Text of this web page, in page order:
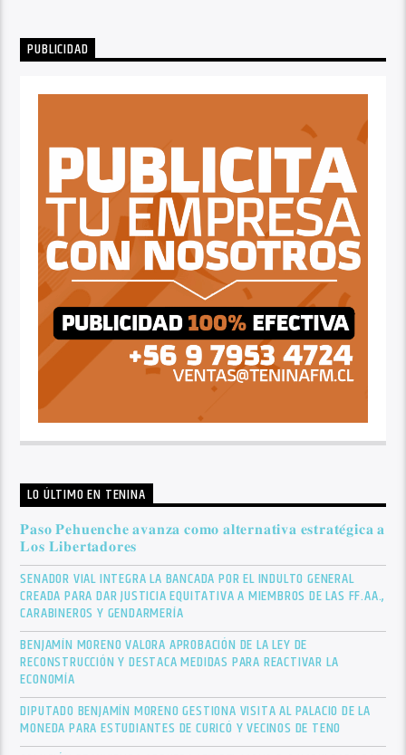
PUBLICIDAD
LO ÚLTIMO EN TENINA
𝐏𝐚𝐬𝐨 𝐏𝐞𝐡𝐮𝐞𝐧𝐜𝐡𝐞 𝐚𝐯𝐚𝐧𝐳𝐚 𝐜𝐨𝐦𝐨 𝐚𝐥𝐭𝐞𝐫𝐧𝐚𝐭𝐢𝐯𝐚 𝐞𝐬𝐭𝐫𝐚𝐭𝐞́𝐠𝐢𝐜𝐚 𝐚
𝐋𝐨𝐬 𝐋𝐢𝐛𝐞𝐫𝐭𝐚𝐝𝐨𝐫𝐞𝐬
SENADOR VIAL INTEGRA LA BANCADA POR EL INDULTO GENERAL
CREADA PARA DAR JUSTICIA EQUITATIVA A MIEMBROS DE LAS FF.AA.,
CARABINEROS Y GENDARMERÍA
BENJAMÍN MORENO VALORA APROBACIÓN DE LA LEY DE
RECONSTRUCCIÓN Y DESTACA MEDIDAS PARA REACTIVAR LA
ECONOMÍA
DIPUTADO BENJAMÍN MORENO GESTIONA VISITA AL PALACIO DE LA
MONEDA PARA ESTUDIANTES DE CURICÓ Y VECINOS DE TENO